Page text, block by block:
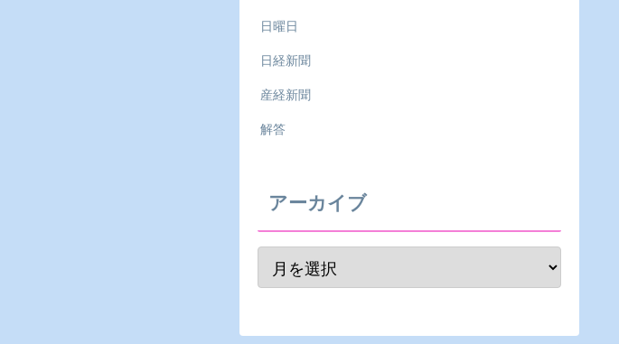
日曜日
日経新聞
産経新聞
解答
アーカイブ